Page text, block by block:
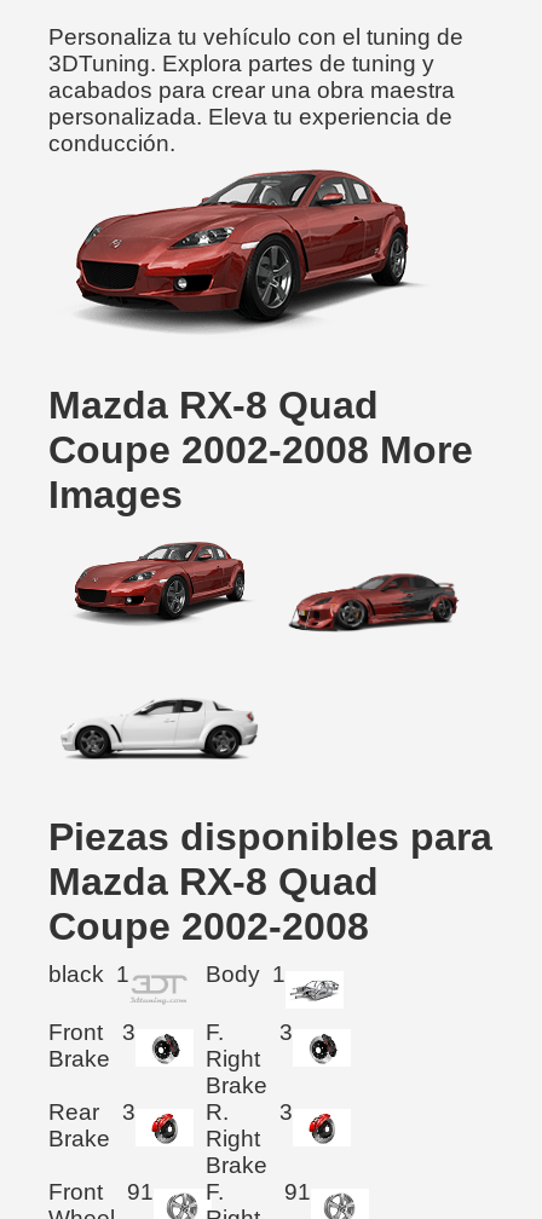
Personaliza tu vehículo con el tuning de
3DTuning. Explora partes de tuning y
acabados para crear una obra maestra
personalizada. Eleva tu experiencia de
conducción.
Mazda RX-8 Quad
Coupe 2002-2008 More
Images
Piezas disponibles para
Mazda RX-8 Quad
Coupe 2002-2008
black 1 Body 1
Front
Brake
3
F.
Right
Brake
3
Rear
Brake
3
R.
Right
Brake
3
Front
91
F.
91